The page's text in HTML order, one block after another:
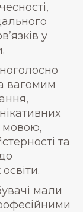
у
вагомим
мовою,
та
мали